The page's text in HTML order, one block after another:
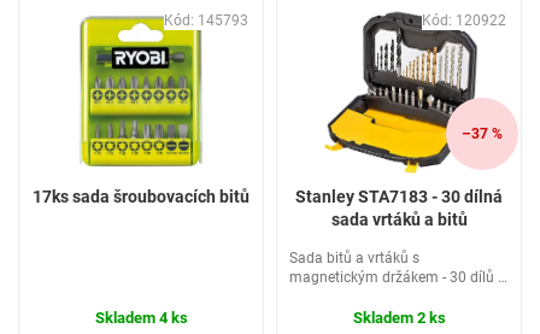
17ks sada šroubovacích bitů
Skladem 4 ks
Kód: 145793
–37 %
Stanley STA7183 - 30 dílná
sada vrtáků a bitů
Sada bitů a vrtáků s
magnetickým držákem - 30 dílů -
Skladem 2 ks
Kód: 120922